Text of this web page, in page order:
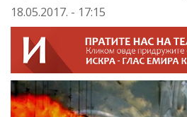
18.05.2017. - 17:15